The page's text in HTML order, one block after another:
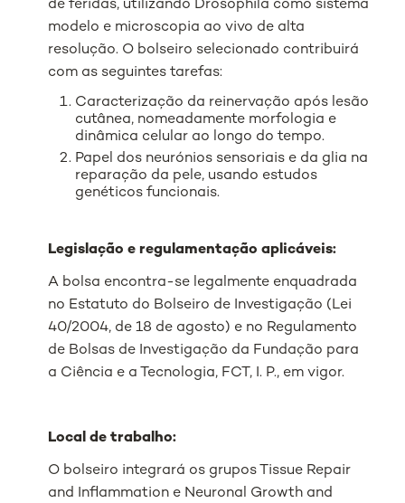
de feridas, utilizando Drosophila como sistema
modelo e microscopia ao vivo de alta
resolução. O bolseiro selecionado contribuirá
com as seguintes tarefas:
Caracterização da reinervação após lesão
cutânea, nomeadamente morfologia e
dinâmica celular ao longo do tempo.
Papel dos neurónios sensoriais e da glia na
reparação da pele, usando estudos
genéticos funcionais.
Legislação e regulamentação aplicáveis:
A bolsa encontra-se legalmente enquadrada
no Estatuto do Bolseiro de Investigação (Lei
40/2004, de 18 de agosto) e no Regulamento
de Bolsas de Investigação da Fundação para
a Ciência e a Tecnologia, FCT, I. P., em vigor.
Local de trabalho:
O bolseiro integrará os grupos Tissue Repair
and Inflammation e Neuronal Growth and